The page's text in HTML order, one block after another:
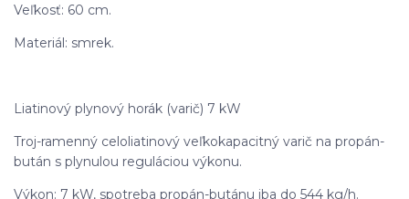
Veľkosť: 60 cm.
Materiál: smrek.
Liatinový plynový horák (varič) 7 kW
Troj-ramenný celoliatinový veľkokapacitný varič na propán-
bután s plynulou reguláciou výkonu.
Výkon: 7 kW, spotreba propán-butánu iba do 544 kg/h.